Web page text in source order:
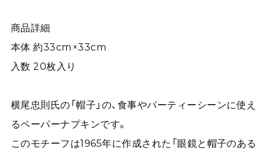
商品詳細
本体 約33cm×33cm
入数 20枚入り
横尾忠則氏の「帽子」の、食事やパーティーシーンに使え
るペーパーナプキンです。
このモチーフは1965年に作成された「眼鏡と帽子のある